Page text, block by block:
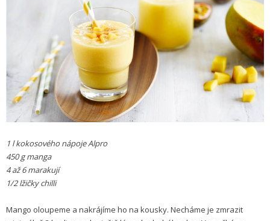
1 l kokosového nápoje Alpro
450 g manga
4 až 6 marakují
1/2 lžičky chilli
Mango oloupeme a nakrájíme ho na kousky. Necháme je zmrazit